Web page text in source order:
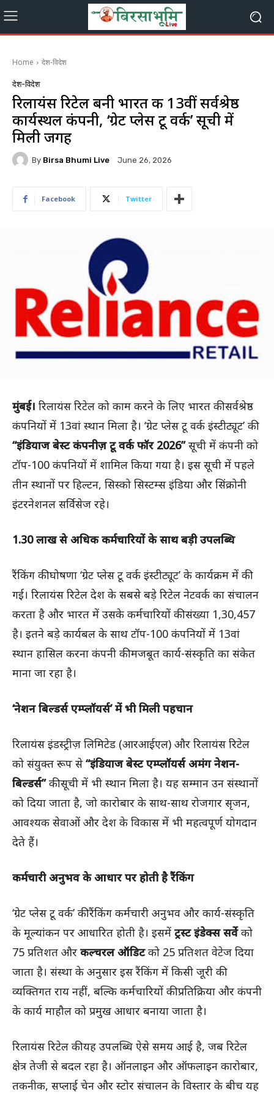
Home देश-विदेश
देश-विदेश
रिलायंस रिटेल बनी भारत की 13वीं सर्वश्रेष्ठ
कार्यस्थल कंपनी, ‘ग्रेट प्लेस टू वर्क’ सूची में
मिली जगह
By Birsa Bhumi Live June 26, 2026
Facebook Twitter
मुंबई। रिलायंस रिटेल को काम करने के लिए भारत की सर्वश्रेष्ठ
कंपनियों में 13वां स्थान मिला है। ‘ग्रेट प्लेस टू वर्क इंस्टीट्यूट’ की
“इंडियाज बेस्ट कंपनीज़ टू वर्क फॉर 2026”सूची में कंपनी को
टॉप-100 कंपनियों में शामिल किया गया है। इस सूची में पहले
तीन स्थानों पर हिल्टन, सिस्को सिस्टम्स इंडिया और सिंक्रोनी
इंटरनेशनल सर्विसेज रहे।
1.30 लाख से अधिक कर्मचारियों के साथ बड़ी उपलब्धि
रैंकिंग की घोषणा ‘ग्रेट प्लेस टू वर्क इंस्टीट्यूट’ के कार्यक्रम में की
गई। रिलायंस रिटेल देश के सबसे बड़े रिटेल नेटवर्क का संचालन
करता है और भारत में उसके कर्मचारियों की संख्या 1,30,457
है। इतने बड़े कार्यबल के साथ टॉप-100 कंपनियों में 13वां
स्थान हासिल करना कंपनी की मजबूत कार्य-संस्कृति का संकेत
माना जा रहा है।
‘नेशन बिल्डर्स एम्प्लॉयर्स’ में भी मिली पहचान
रिलायंस इंडस्ट्रीज़ लिमिटेड (आरआईएल) और रिलायंस रिटेल
को संयुक्त रूप से“इंडियाज बेस्ट एम्प्लॉयर्स अमंग नेशन-
बिल्डर्स”की सूची में भी स्थान मिला है। यह सम्मान उन संस्थानों
को दिया जाता है, जो कारोबार के साथ-साथ रोजगार सृजन,
आवश्यक सेवाओं और देश के विकास में भी महत्वपूर्ण योगदान
देते हैं।
कर्मचारी अनुभव के आधार पर होती है रैंकिंग
‘ग्रेट प्लेस टू वर्क’ की रैंकिंग कर्मचारी अनुभव और कार्य-संस्कृति
के मूल्यांकन पर आधारित होती है। इसमें ट्रस्ट इंडेक्स सर्वेको
75 प्रतिशत और कल्चरल ऑडिटको 25 प्रतिशत वेटेज दिया
जाता है। संस्था के अनुसार इस रैंकिंग में किसी जूरी की
व्यक्तिगत राय नहीं, बल्कि कर्मचारियों की प्रतिक्रिया और कंपनी
के कार्य माहौल को प्रमुख आधार बनाया जाता है।
रिलायंस रिटेल की यह उपलब्धि ऐसे समय आई है, जब रिटेल
क्षेत्र तेजी से बदल रहा है। ऑनलाइन और ऑफलाइन कारोबार,
तकनीक, सप्लाई चेन और स्टोर संचालन के विस्तार के बीच यह